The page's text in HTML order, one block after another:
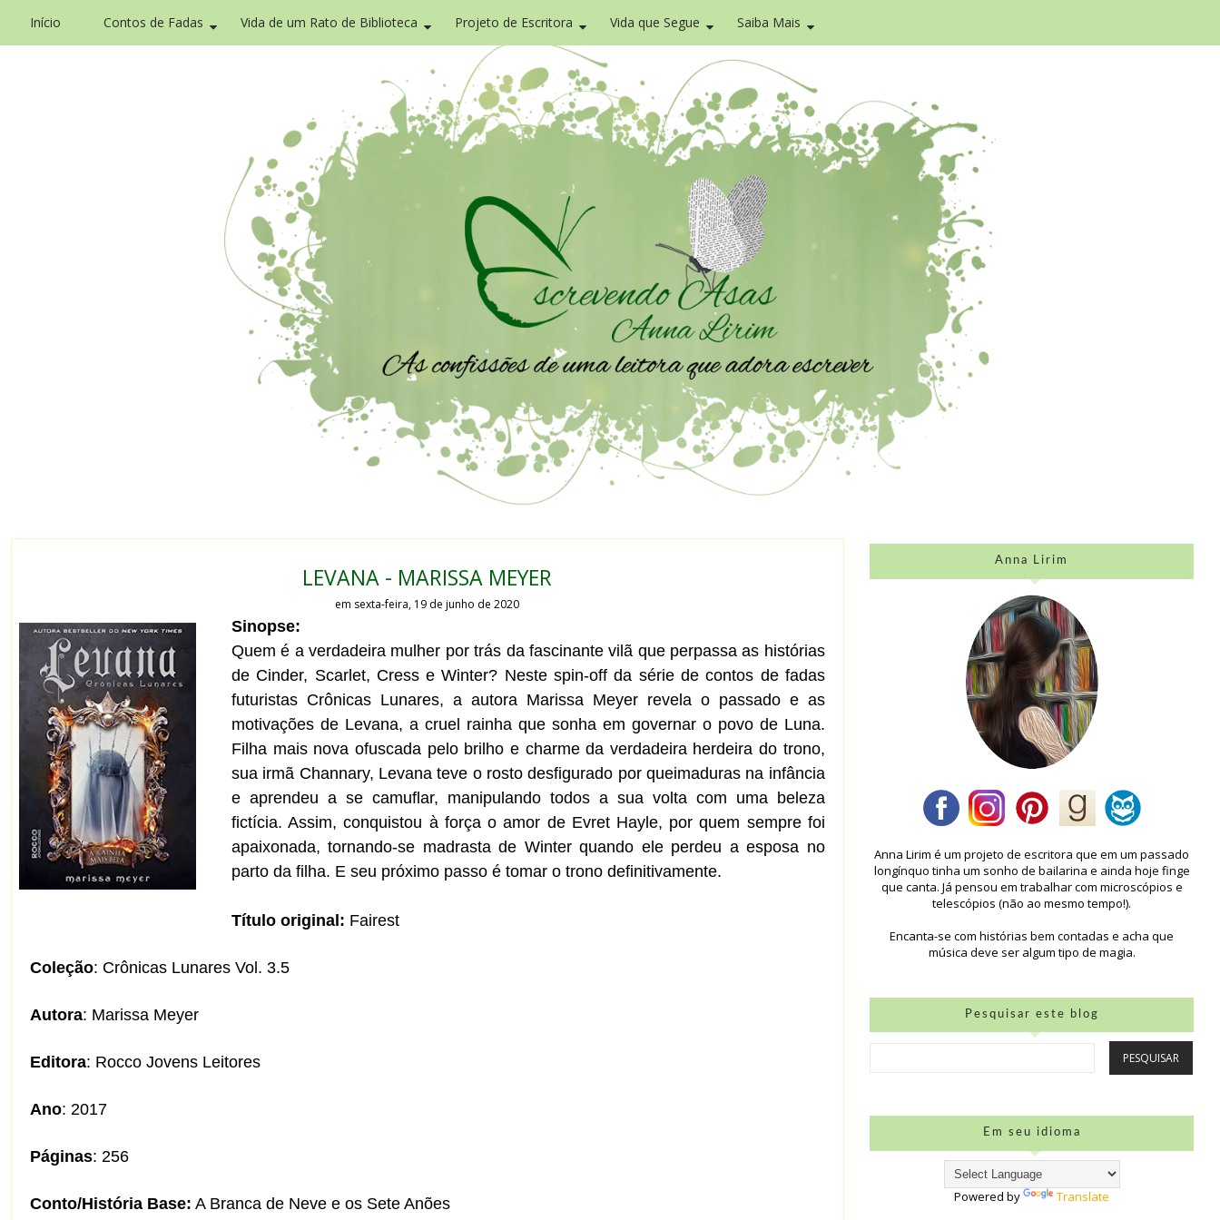
Início Contos de Fadas Vida de um Rato de Biblioteca Projeto de Escritora Vida que Segue Saiba Mais
LEVANA - MARISSA MEYER
em sexta-feira, 19 de junho de 2020
Sinopse:
Quem é a verdadeira mulher por trás da fascinante vilã que perpassa as histórias
de Cinder, Scarlet, Cress e Winter? Neste spin-off da série de contos de fadas
futuristas Crônicas Lunares, a autora Marissa Meyer revela o passado e as
motivações de Levana, a cruel rainha que sonha em governar o povo de Luna.
Filha mais nova ofuscada pelo brilho e charme da verdadeira herdeira do trono,
sua irmã Channary, Levana teve o rosto desfigurado por queimaduras na infância
e aprendeu a se camuflar, manipulando todos a sua volta com uma beleza
fictícia. Assim, conquistou à força o amor de Evret Hayle, por quem sempre foi
apaixonada, tornando-se madrasta de Winter quando ele perdeu a esposa no
parto da filha. E seu próximo passo é tomar o trono definitivamente.
Título original: Fairest
Coleção: Crônicas Lunares Vol. 3.5
Autora: Marissa Meyer
Editora: Rocco Jovens Leitores
Ano: 2017
Páginas: 256
Conto/História Base: A Branca de Neve e os Sete Anões
Anna Lirim
Anna Lirim é um projeto de escritora que em um passado
longínquo tinha um sonho de bailarina e ainda hoje finge
que canta. Já pensou em trabalhar com microscópios e
telescópios (não ao mesmo tempo!).
Encanta-se com histórias bem contadas e acha que
música deve ser algum tipo de magia.
Pesquisar este blog
Em seu idioma
Powered by Translate